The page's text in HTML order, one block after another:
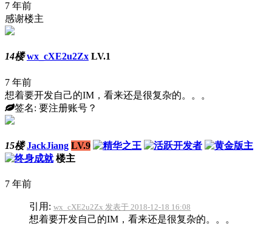
7 年前
感谢楼主
14楼 wx_cXE2u2Zx LV.1
7 年前
想着要开发自己的IM，看来还是很复杂的。。。
签名: 要注册账号？
15楼 JackJiang LV.9
楼主
7 年前
引用: wx_cXE2u2Zx 发表于 2018-12-18 16:08
想着要开发自己的IM，看来还是很复杂的。。。